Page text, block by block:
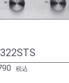
税込